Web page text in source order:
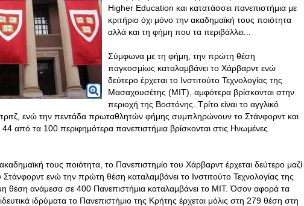
Higher Education και κατατάσσει πανεπιστήμια με
κριτήριο όχι μόνο την ακαδημαϊκή τους ποιότητα
αλλά και τη φήμη που τα περιβάλλει...
Σύμφωνα με τη φήμη, την πρώτη θέση
παγκοσμίως καταλαμβάνει το Χάρβαρντ ενώ
δεύτερο έρχεται το Ινστιτούτο Τεχνολογίας της
Μασαχουσέτης (MIT), αμφότερα βρίσκονται στην
περιοχή της Βοστόνης. Τρίτο είναι το αγγλικό
ενώ την πεντάδα πρωταθλητών φήμης συμπληρώνουν το Στάνφορντ και
από τα 100 περιφημότερα πανεπιστήμια βρίσκονται στις Ηνωμένες
τους ποιότητα, το Πανεπιστημίο του Χάρβαρντ έρχεται δεύτερο μαζί
Στάνφορντ ενώ την πρώτη θέση καταλαμβάνει το Ινστιτούτο Τεχνολογίας της
θέση ανάμεσα σε 400 Πανεπιστήμια καταλαμβάνει το ΜΙΤ. Όσον αφορά τα
ιδρύματα το Πανεπιστήμιο της Κρήτης έρχεται μόλις στη 279 θέση στη